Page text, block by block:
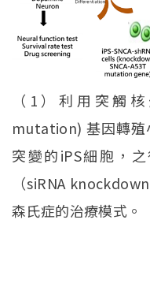
（1）利用突觸
mutation) 基因轉殖
突變的iPS細胞，
（siRNA
森氏症的治療模式。